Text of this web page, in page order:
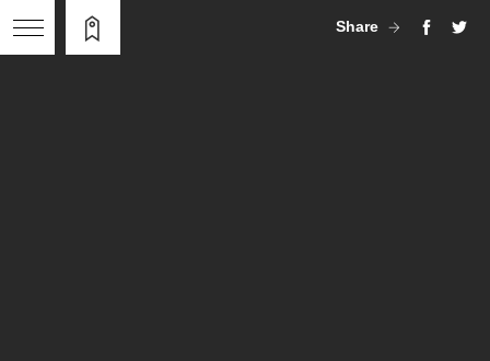
Share